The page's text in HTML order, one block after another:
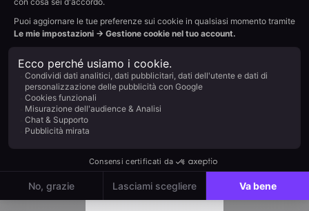
Azienda *
Ruolo *